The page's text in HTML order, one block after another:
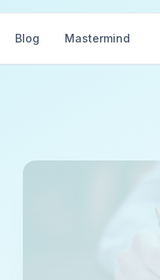
Blog Mastermind